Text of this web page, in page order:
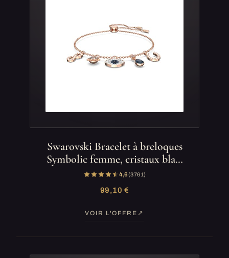
Swarovski Bracelet à breloques
Symbolic femme, cristaux bla…
4,6(3 761)
99,10 €
VOIR L'OFFRE